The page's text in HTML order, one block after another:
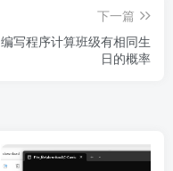
下一篇
编写程序计算班级有相同生
日的概率